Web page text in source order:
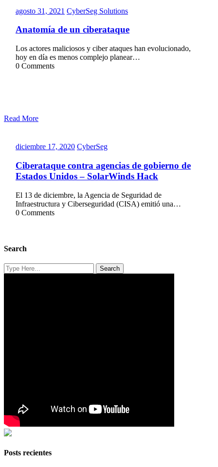
agosto 31, 2021 agosto
2021
CyberSeg SolutionsCyberSeg
Anatomía de un ciberataque
Los actores maliciosos y ciber ataques han evolucionado,
hoy en día es menos complejo planear…
0 Comments
Read More
diciembre 17, 2020diciembre
2020
CyberSegCyberSeg
Ciberataque contra agencias de gobierno de
Estados Unidos – SolarWinds Hack
El 13 de diciembre, la Agencia de Seguridad de
Infraestructura y Ciberseguridad (CISA) emitió una…
0 Comments
Search
Posts recientes